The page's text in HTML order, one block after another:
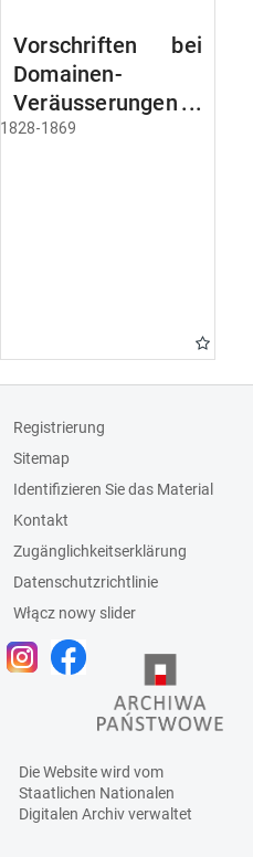
Vorschriften bei
Domainen-
Veräusserungen
und
1828-1869
Registrierung
Sitemap
Identifizieren Sie das Material
Kontakt
Zugänglichkeitserklärung
Datenschutzrichtlinie
Włącz nowy slider
Die Website wird vom
Staatlichen Nationalen
Digitalen Archivverwaltet